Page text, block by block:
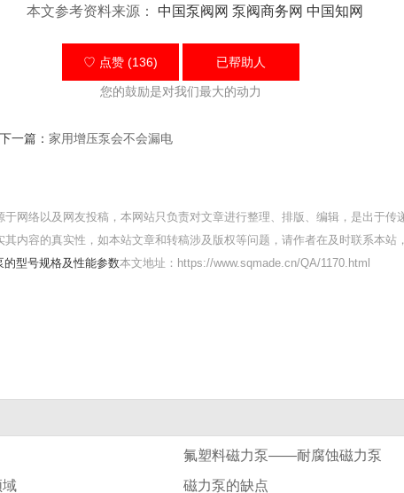
本文参考资料来源： 中国泵阀网 泵阀商务网 中国知网
♡ 点赞 (136) 已帮助人
您的鼓励是对我们最大的动力
下一篇： 家用增压泵会不会漏电
网络以及网友投稿，本网站只负责对文章进行整理、排版、编辑，是出于传
内容的真实性，如本站文章和转稿涉及版权等问题，请作者在及时联系本站
的型号规格及性能参数本文地址：https://www.sqmade.cn/QA/1170.html
氟塑料磁力泵——耐腐蚀磁力泵
域
磁力泵的缺点